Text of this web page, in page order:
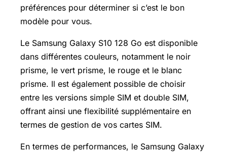
préférences pour déterminer si c’est le bon
modèle pour vous.
Le Samsung Galaxy S10 128 Go est disponible
dans différentes couleurs, notamment le noir
prisme, le vert prisme, le rouge et le blanc
prisme. Il est également possible de choisir
entre les versions simple SIM et double SIM,
offrant ainsi une flexibilité supplémentaire en
termes de gestion de vos cartes SIM.
En termes de performances, le Samsung Galaxy